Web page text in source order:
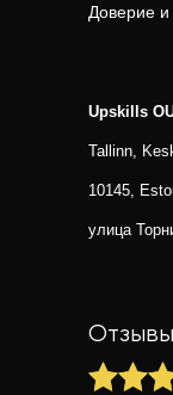
Доверие и
Upskills
Tallinn,
10145,
улица